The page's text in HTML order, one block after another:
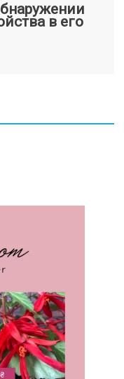
в его